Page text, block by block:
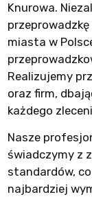
Knurowa.
miasta w
Realizujemy
oraz firm,
każdego
Nasze
świadczymy z
standardów,
najbardziej